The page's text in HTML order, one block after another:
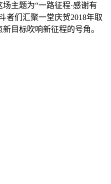
主题为“一路征程·感谢有
者们汇聚一堂庆贺2018年取
目标吹响新征程的号角。